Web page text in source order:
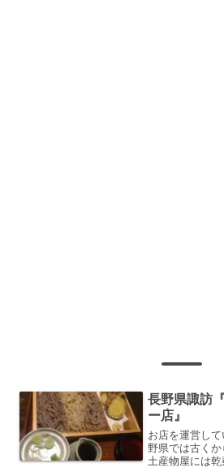
長野県諏訪
ー店』
お店を運営し
野県では古く
土産物屋には